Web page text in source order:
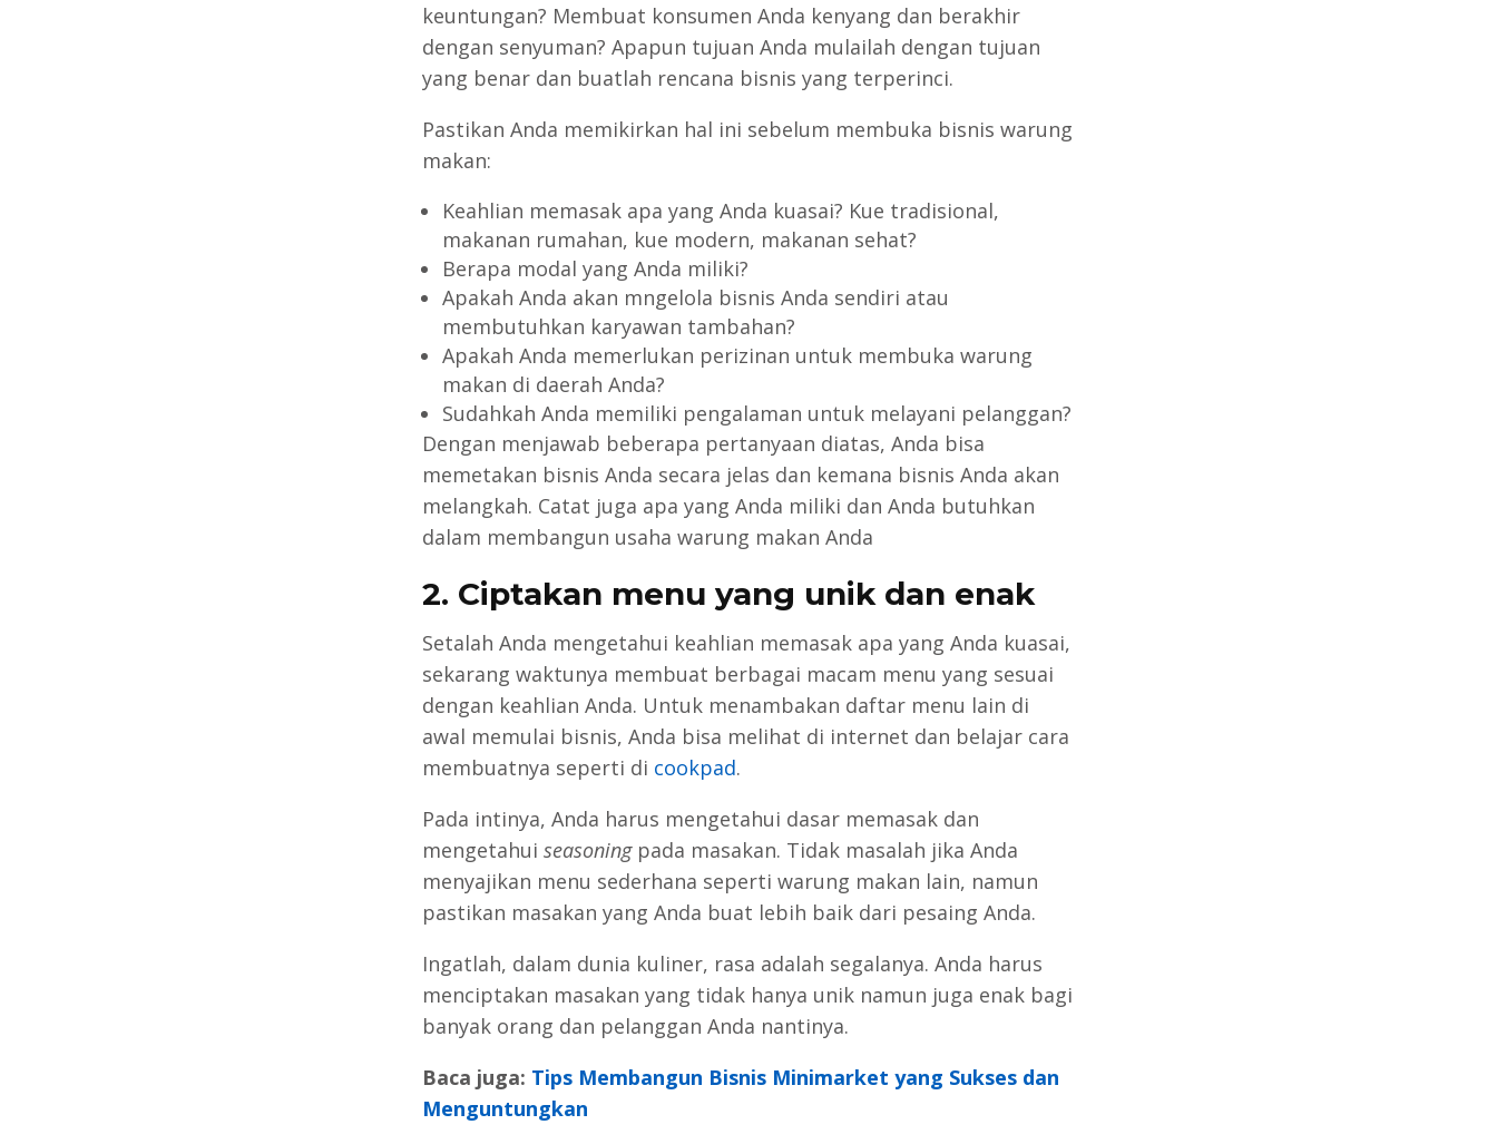
keuntungan? Membuat konsumen Anda kenyang dan berakhir
dengan senyuman? Apapun tujuan Anda mulailah dengan tujuan
yang benar dan buatlah rencana bisnis yang terperinci.
Pastikan Anda memikirkan hal ini sebelum membuka bisnis warung
makan:
Keahlian memasak apa yang Anda kuasai? Kue tradisional,
makanan rumahan, kue modern, makanan sehat?
Berapa modal yang Anda miliki?
Apakah Anda akan mngelola bisnis Anda sendiri atau
membutuhkan karyawan tambahan?
Apakah Anda memerlukan perizinan untuk membuka warung
makan di daerah Anda?
Sudahkah Anda memiliki pengalaman untuk melayani pelanggan?
Dengan menjawab beberapa pertanyaan diatas, Anda bisa
memetakan bisnis Anda secara jelas dan kemana bisnis Anda akan
melangkah. Catat juga apa yang Anda miliki dan Anda butuhkan
dalam membangun usaha warung makan Anda
2. Ciptakan menu yang unik dan enak
Setalah Anda mengetahui keahlian memasak apa yang Anda kuasai,
sekarang waktunya membuat berbagai macam menu yang sesuai
dengan keahlian Anda. Untuk menambakan daftar menu lain di
awal memulai bisnis, Anda bisa melihat di internet dan belajar cara
membuatnya seperti di cookpad.
Pada intinya, Anda harus mengetahui dasar memasak dan
mengetahui seasoningpada masakan. Tidak masalah jika Anda
menyajikan menu sederhana seperti warung makan lain, namun
pastikan masakan yang Anda buat lebih baik dari pesaing Anda.
Ingatlah, dalam dunia kuliner, rasa adalah segalanya. Anda harus
menciptakan masakan yang tidak hanya unik namun juga enak bagi
banyak orang dan pelanggan Anda nantinya.
Baca juga: Tips Membangun Bisnis Minimarket yang Sukses dan
Menguntungkan